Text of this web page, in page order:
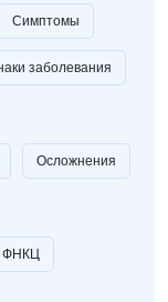
Симптомы
заболевания
Осложнения
ФНКЦ